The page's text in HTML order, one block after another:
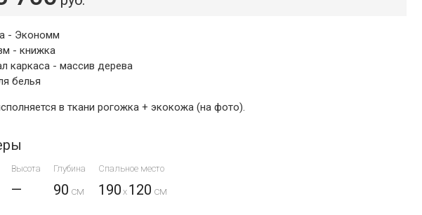
- Экономм
- книжка
каркаса - массив дерева
белья
в ткани рогожка + экокожа (на фото).
Высота Глубина Спальное место
— 90 190 x 120